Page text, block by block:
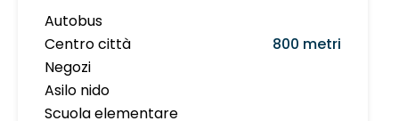
Autobus
Centro città
800 metri
Negozi
Asilo nido
Scuola elementare